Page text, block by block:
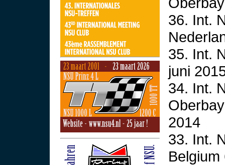
36. Int.
35. Int.
juni
34. Int.
2014
33. Int.
Belgium